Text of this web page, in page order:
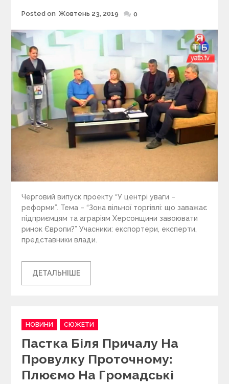
Posted
Posted on Жовтень 23, 2019 0
Черговий випуск проекту “У центрі уваги –
реформи”. Тема – “Зона вільної торгівлі: що заважає
підприємцям та аграріям Херсонщини завоювати
ринок Європи?” Учасники: експортери, експерти,
представники влади.
ДЕТАЛЬНІШЕ
C
a
e
g
o
НОВИНИ СЮЖЕТИ
Пастка Біля Причалу На
Провулку Проточному:
Плюємо На Громадські